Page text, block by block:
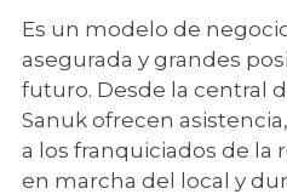
Es un modelo de
asegurada y grandes
futuro. Desde la central
Sanuk ofrecen
a los franquiciados de la
en marcha del local y